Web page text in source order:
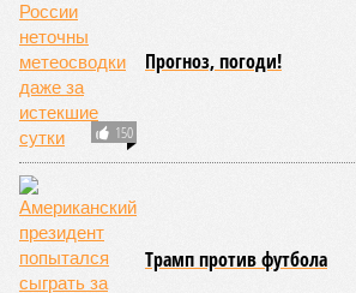
150
Прогноз, погоди!
Трамп против футбола